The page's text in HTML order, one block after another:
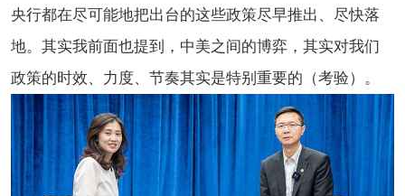
央行都在尽可能地把出台的这些政策尽早推出、尽快落
地。其实我前面也提到，中美之间的博弈，其实对我们
政策的时效、力度、节奏其实是特别重要的（考验）。